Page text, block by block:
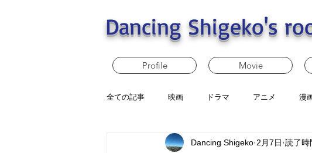
Dancing Shigeko's
Profile Movie
全ての記事 映画 ドラマ アニメ 漫
Dancing Shigeko 2月7日 読了時